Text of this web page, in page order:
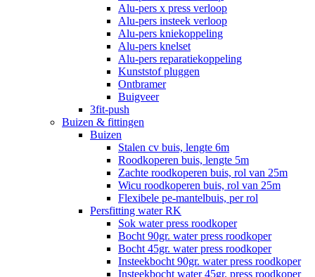
Alu-pers x press verloop
Alu-pers insteek verloop
Alu-pers kniekoppeling
Alu-pers knelset
Alu-pers reparatiekoppeling
Kunststof pluggen
Ontbramer
Buigveer
3fit-push
Buizen & fittingen
Buizen
Stalen cv buis, lengte 6m
Roodkoperen buis, lengte 5m
Zachte roodkoperen buis, rol van 25m
Wicu roodkoperen buis, rol van 25m
Flexibele pe-mantelbuis, per rol
Persfitting water RK
Sok water press roodkoper
Bocht 90gr. water press roodkoper
Bocht 45gr. water press roodkoper
Insteekbocht 90gr. water press roodkoper
Insteekbocht water 45gr. press roodkoper